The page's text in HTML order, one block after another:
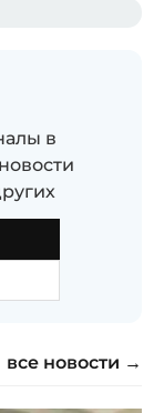
в
все новости →